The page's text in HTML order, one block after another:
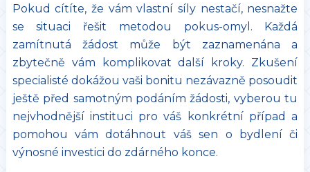
Pokud cítíte, že vám vlastní síly nestačí, nesnažte
se situaci řešit metodou pokus-omyl. Každá
zamítnutá žádost může být zaznamenána a
zbytečně vám komplikovat další kroky. Zkušení
specialisté dokážou vaši bonitu nezávazně posoudit
ještě před samotným podáním žádosti, vyberou tu
nejvhodnější instituci pro váš konkrétní případ a
pomohou vám dotáhnout váš sen o bydlení či
výnosné investici do zdárného konce.